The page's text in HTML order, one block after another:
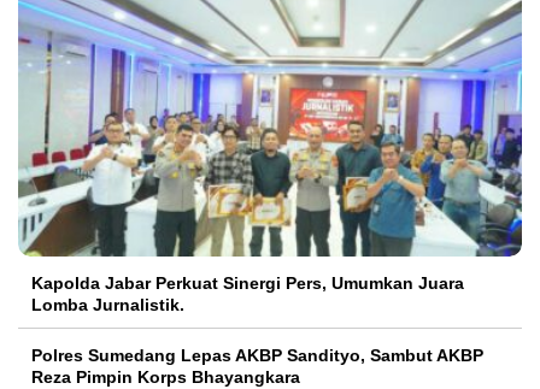
Kapolda Jabar Perkuat Sinergi Pers, Umumkan Juara
Lomba Jurnalistik.
Polres Sumedang Lepas AKBP Sandityo, Sambut AKBP
Reza Pimpin Korps Bhayangkara